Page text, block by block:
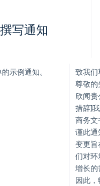
写通知
示例通知。
致我
尊敬
欣闻
措辞]
商务
谨此
变更
们对
增长
因此